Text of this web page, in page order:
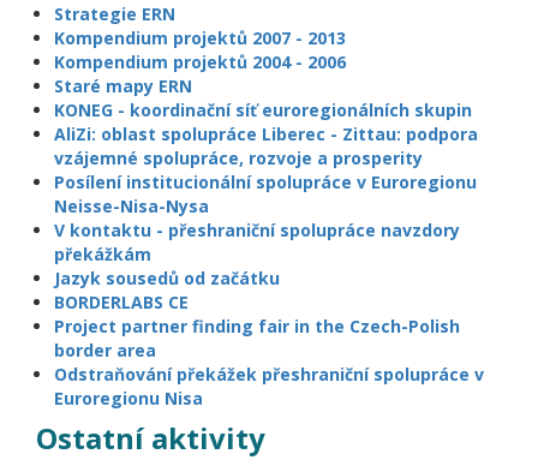
Strategie ERN
Kompendium projektů 2007 - 2013
Kompendium projektů 2004 - 2006
Staré mapy ERN
KONEG - koordinační síť euroregionálních skupin
AliZi: oblast spolupráce Liberec - Zittau: podpora
vzájemné spolupráce, rozvoje a prosperity
Posílení institucionální spolupráce v Euroregionu
Neisse-Nisa-Nysa
V kontaktu - přeshraniční spolupráce navzdory
překážkám
Jazyk sousedů od začátku
BORDERLABS CE
Project partner finding fair in the Czech-Polish
border area
Odstraňování překážek přeshraniční spolupráce v
Euroregionu Nisa
Ostatní aktivity